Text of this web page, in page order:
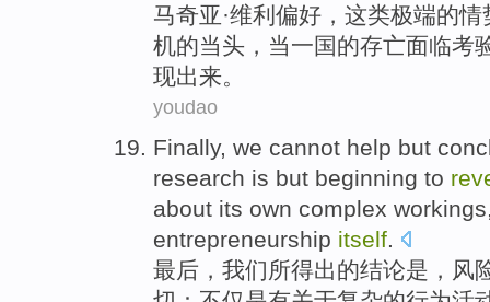
马奇亚·维利偏好 ， 这类极端的情
机的当头， 当一国的存亡面临考
现出来。
youdao
Finally, we cannot help but
research is but beginning to
about its own complex workings
entrepreneurship itself.
最后 ， 我们所得出的结论是， 风